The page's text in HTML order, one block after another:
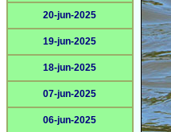
20-jun-2025
19-jun-2025
18-jun-2025
07-jun-2025
06-jun-2025